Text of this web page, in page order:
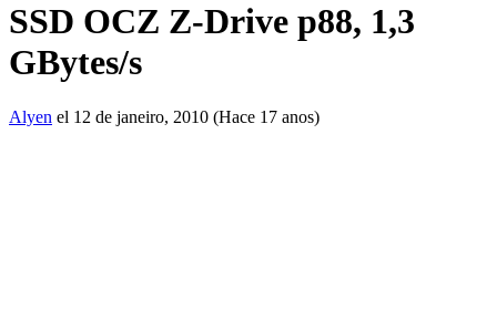
SSD OCZ Z-Drive p88, 1,3
GBytes/s
Alyen el 12 de janeiro, 2010 (Hace 17 anos)